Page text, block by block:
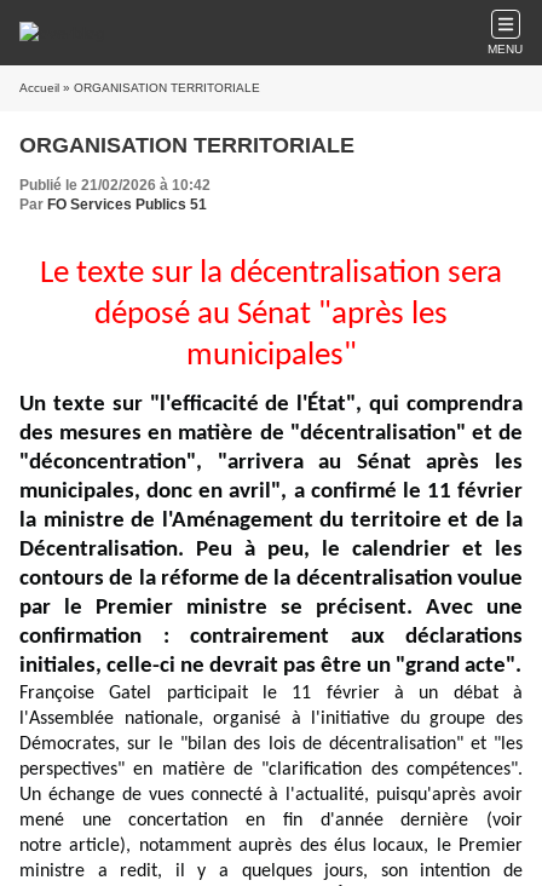
MENU
Accueil » ORGANISATION TERRITORIALE
ORGANISATION TERRITORIALE
Publié le 21/02/2026 à 10:42
Par FO Services Publics 51
Le texte sur la décentralisation sera
déposé au Sénat "après les
municipales"
Un texte sur "l'efficacité de l'État", qui comprendra
des mesures en matière de "décentralisation" et de
"déconcentration", "arrivera au Sénat après les
municipales, donc en avril", a confirmé le 11 février
la ministre de l'Aménagement du territoire et de la
Décentralisation. Peu à peu, le calendrier et les
contours de la réforme de la décentralisation voulue
par le Premier ministre se précisent. Avec une
confirmation : contrairement aux déclarations
initiales, celle-ci ne devrait pas être un "grand acte".
Françoise Gatel participait le 11 février à un débat à
l'Assemblée nationale, organisé à l'initiative du groupe des
Démocrates, sur le "bilan des lois de décentralisation" et "les
perspectives" en matière de "clarification des compétences".
Un échange de vues connecté à l'actualité, puisqu'après avoir
mené une concertation en fin d'année dernière (voir
notrearticle), notamment auprès des élus locaux, le Premier
ministre a redit, il y a quelques jours, son intention de